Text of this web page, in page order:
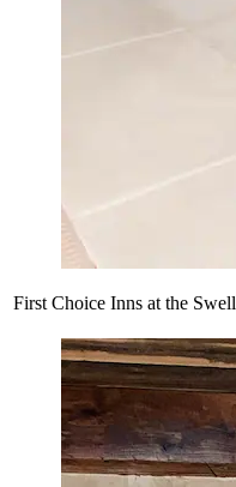
First Choice Inns at the Swell